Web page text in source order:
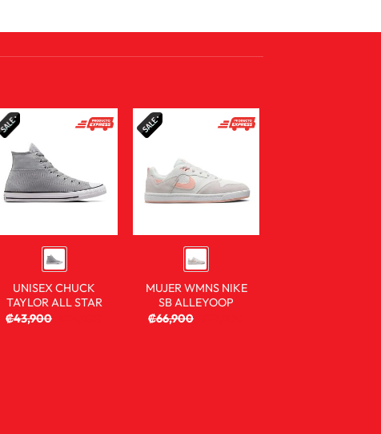
UNISEX CHUCK
TAYLOR ALL STAR
₡43,900
MUJER WMNS NIKE
SB ALLEYOOP
₡66,900